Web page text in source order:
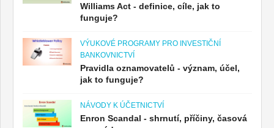
Williams Act - definice, cíle, jak to
funguje?
VÝUKOVÉ PROGRAMY PRO INVESTIČNÍ
BANKOVNICTVÍ
Pravidla oznamovatelů - význam, účel,
jak to funguje?
NÁVODY K ÚČETNICTVÍ
Enron Scandal - shrnutí, příčiny, časová